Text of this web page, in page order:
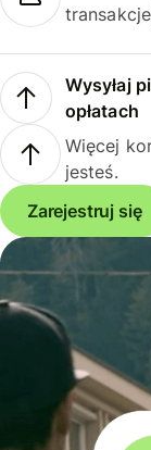
Wysyłaj
opłatach
Więcej
jesteś.
Zarejestruj się